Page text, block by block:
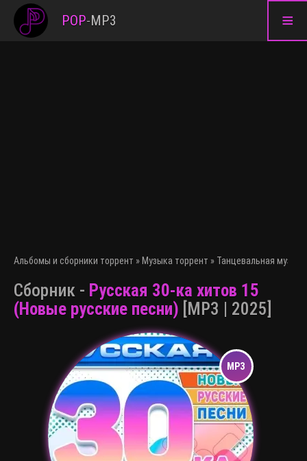
≡
POP-MP3
Альбомы и сборники торрент » Музыка торрент » Танцевальная
Сборник - Русская 30-ка хитов 15
(Новые русские песни) [MP3 | 2025]